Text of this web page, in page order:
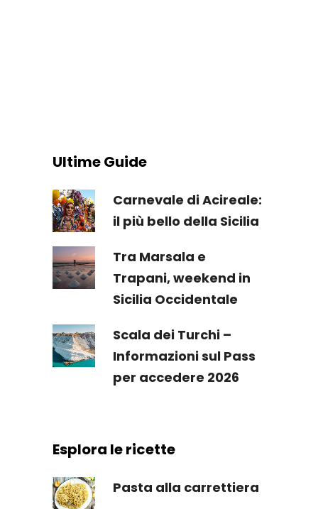
Ultime Guide
Carnevale di Acireale:
il più bello della Sicilia
Tra Marsala e
Trapani, weekend in
Sicilia Occidentale
Scala dei Turchi –
Informazioni sul Pass
per accedere 2026
Esplora le ricette
Pasta alla carrettiera